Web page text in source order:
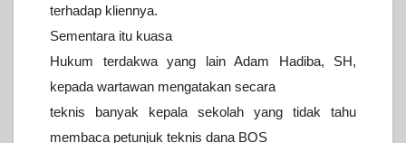
terhadap kliennya.
Sementara itu kuasa
Hukum terdakwa yang lain Adam Hadiba, SH,
kepada wartawan mengatakan secara
teknis banyak kepala sekolah yang tidak tahu
membaca petunjuk teknis dana BOS